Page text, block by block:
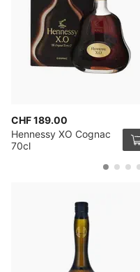
CHF 189.00
Hennessy XO Cognac
70cl